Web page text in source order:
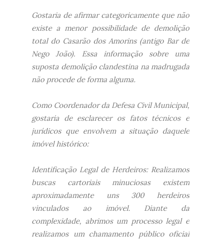
​Gostaria de afirmar categoricamente que não
existe a menor possibilidade de demolição
total do Casarão dos Amorins (antigo Bar de
Nego João). Essa informação sobre uma
suposta demolição clandestina na madrugada
não procede de forma alguma.
​Como Coordenador da Defesa Civil Municipal,
gostaria de esclarecer os fatos técnicos e
jurídicos que envolvem a situação daquele
imóvel histórico:
​Identificação Legal de Herdeiros: Realizamos
buscas cartoriais minuciosas existem
aproximadamente uns 300 herdeiros
vinculados ao imóvel. Diante da
complexidade, abrimos um processo legal e
realizamos um chamamento público oficial